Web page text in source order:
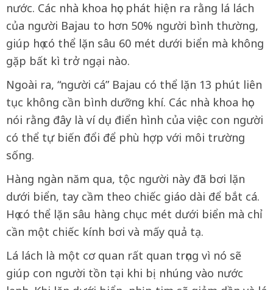
nước. Các nhà khoa học phát hiện ra rằng lá lách
của người Bajau to hơn 50% người bình thường,
giúp họ có thể lặn sâu 60 mét dưới biển mà không
gặp bất kì trở ngại nào.
Ngoài ra, “người cá” Bajau có thể lặn 13 phút liên
tục không cần bình dưỡng khí. Các nhà khoa học
nói rằng đây là ví dụ điển hình của việc con người
có thể tự biến đổi để phù hợp với môi trường
sống.
Hàng ngàn năm qua, tộc người này đã bơi lặn
dưới biển, tay cầm theo chiếc giáo dài để bắt cá.
Họ có thể lặn sâu hàng chục mét dưới biển mà chỉ
cần một chiếc kính bơi và mấy quả tạ.
Lá lách là một cơ quan rất quan trọng vì nó sẽ
giúp con người tồn tại khi bị nhúng vào nước